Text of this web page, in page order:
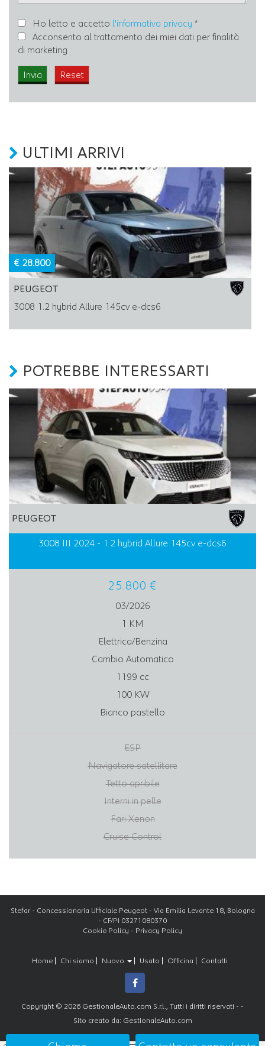
Ho letto e accetto l'informativa privacy *
Acconsento al trattamento dei miei dati per finalità
di marketing
ULTIMI ARRIVI
€ 28.800
PEUGEOT
3008 1.2 hybrid Allure 145cv e-dcs6
POTREBBE INTERESSARTI
PEUGEOT
3008 III 2024 - 1.2 hybrid Allure 145cv e-dcs6
25.800 €
03/2026
1 KM
Elettrica/Benzina
Cambio Automatico
1199 cc
100 KW
Bianco pastello
ESP
Navigatore satellitare
Tetto apribile
Interni in pelle
Fari Xenon
Cruise Control
Stefar - Concessionaria Ufficiale Peugeot - Via Emilia Levante 18, Bologna
- CF/PI 03271080370
Cookie Policy - Privacy Policy
Home Chi siamo Nuovo Usato Officina Contatti
Copyright © 2026 GestionaleAuto.com S.r.l., Tutti i diritti riservati - -
Sito creato da: GestionaleAuto.com